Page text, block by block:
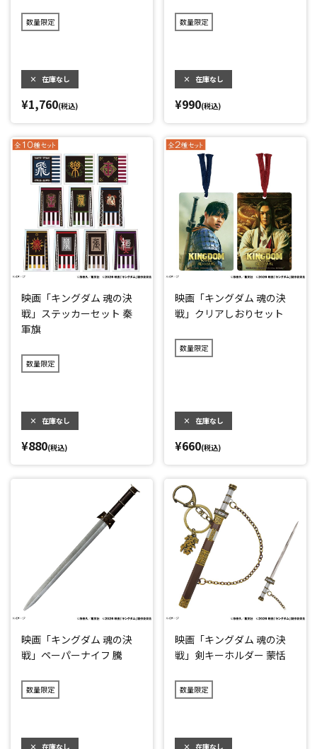
数量限定
× 在庫なし
¥1,760(税込)
数量限定
× 在庫なし
¥990(税込)
映画「キングダム 魂の決
戦」ステッカーセット 秦
軍旗
数量限定
× 在庫なし
¥880(税込)
映画「キングダム 魂の決
戦」クリアしおりセット
数量限定
× 在庫なし
¥660(税込)
映画「キングダム 魂の決
戦」ペーパーナイフ 騰
数量限定
× 在庫なし
映画「キングダム 魂の決
戦」剣キーホルダー 蒙恬
数量限定
× 在庫なし